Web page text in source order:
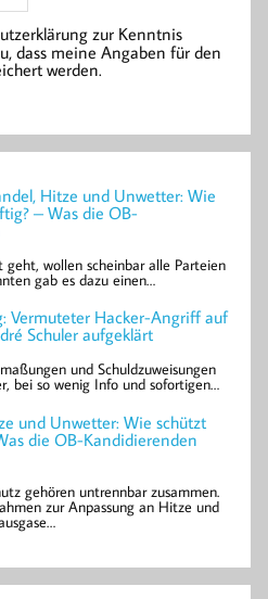
zur Kenntnis
dass meine Angaben für den
werden.
Hitze und Unwetter: Wie
– Was die OB-
wollen scheinbar alle Parteien
gab es dazu einen…
Vermuteter Hacker-Angriff auf
Schuler aufgeklärt
und Schuldzuweisungen
bei so wenig Info und sofortigen…
und Unwetter: Wie schützt
die OB-Kandidierenden
gehören untrennbar zusammen.
zur Anpassung an Hitze und